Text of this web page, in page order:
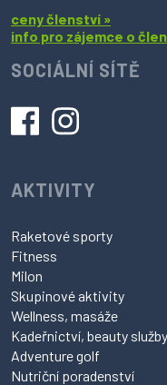
ceny členství »
info pro zájemce o
SOCIÁLNÍ SÍTĚ
AKTIVITY
Raketové sporty
Fitness
Milon
Skupinové aktivity
Wellness, masáže
Kadeřnictví, beauty služby
Adventure golf
Nutriční poradenství